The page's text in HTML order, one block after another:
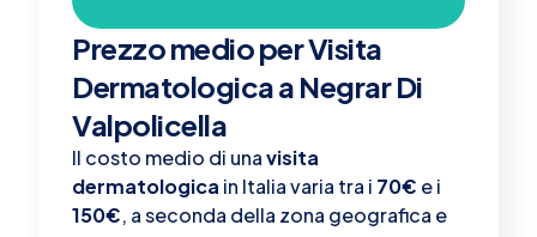
Prezzo medio per Visita
Dermatologica a Negrar Di
Valpolicella
Il costo medio di unavisita
dermatologica in Italia varia tra i 70€ e i
150€, a seconda della zona geografica e